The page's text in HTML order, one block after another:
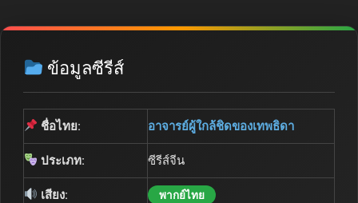
ข้อมูลซีรีส์
ชื่อไทย: อาจารย์ผู้ใกล้ชิดของเทพธิดา
ประเภท: ซีรีส์จีน
เสียง: พากย์ไทย